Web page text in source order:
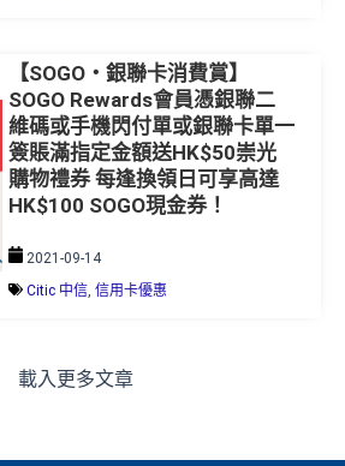
【SOGO・銀聯卡消費賞】
SOGO Rewards會員憑銀聯二
維碼或手機閃付單或銀聯卡單一
簽賬滿指定金額送HK$50崇光
購物禮券 每逢換領日可享高達
HK$100 SOGO現金券！
2021-09-14
Citic 中信, 信用卡優惠
載入更多文章